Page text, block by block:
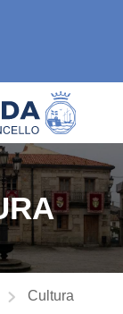
Cultura